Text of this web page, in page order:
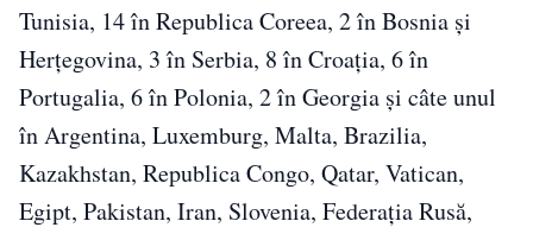
Tunisia, 14 în Republica Coreea, 2 în Bosnia și
Herțegovina, 3 în Serbia, 8 în Croația, 6 în
Portugalia, 6 în Polonia, 2 în Georgia și câte unul
în Argentina, Luxemburg, Malta, Brazilia,
Kazakhstan, Republica Congo, Qatar, Vatican,
Egipt, Pakistan, Iran, Slovenia, Federația Rusă,